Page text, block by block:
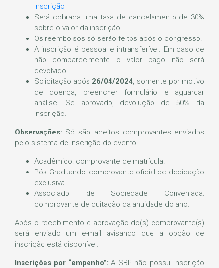
Inscrição
Será cobrada uma taxa de cancelamento de 30%
sobre o valor da inscrição.
Os reembolsos só serão feitos após o congresso.
A inscrição é pessoal e intransferível. Em caso de
não comparecimento o valor pago não será
devolvido.
Solicitação após 26/04/2024, somente por motivo
de doença, preencher formulário e aguardar
análise. Se aprovado, devolução de 50% da
inscrição.
Observações: Só são aceitos comprovantes enviados
pelo sistema de inscrição do evento.
Acadêmico: comprovante de matrícula.
Pós Graduando: comprovante oficial de dedicação
exclusiva.
Associado de Sociedade Conveniada:
comprovante de quitação da anuidade do ano.
Após o recebimento e aprovação do(s) comprovante(s)
será enviado um e-mail avisando que a opção de
inscrição está disponível.
Inscrições por “empenho”: A SBP não possui inscrição